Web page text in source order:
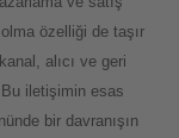
özelliği de taşır
alıcı ve geri
iletişimin esas
bir davranışın